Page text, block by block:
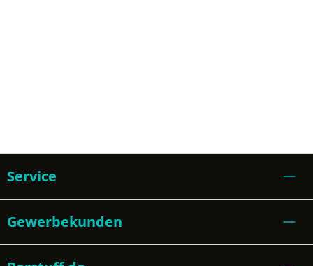
Service
Gewerbekunden